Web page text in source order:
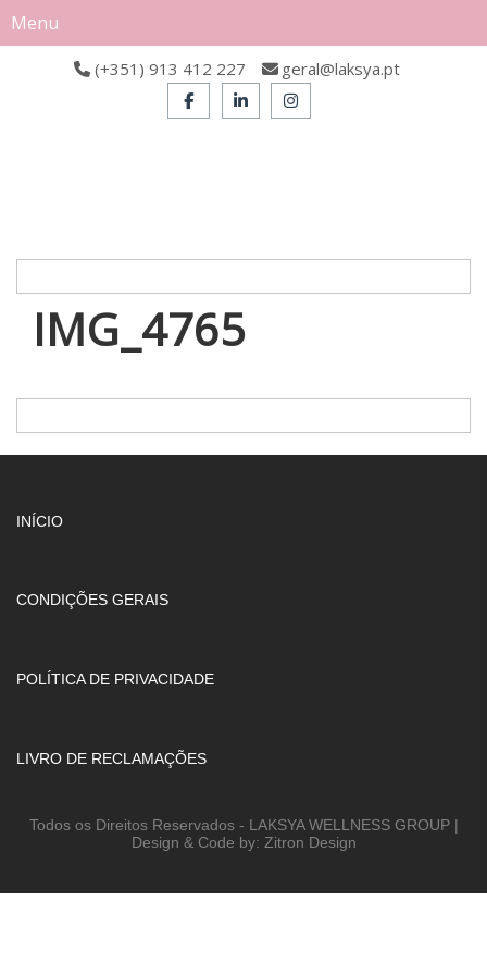
Menu
(+351) 913 412 227 geral@laksya.pt
IMG_4765
INÍCIO
CONDIÇÕES GERAIS
POLÍTICA DE PRIVACIDADE
LIVRO DE RECLAMAÇÕES
Todos os Direitos Reservados - LAKSYA WELLNESS GROUP |
Design & Code by: Zitron Design